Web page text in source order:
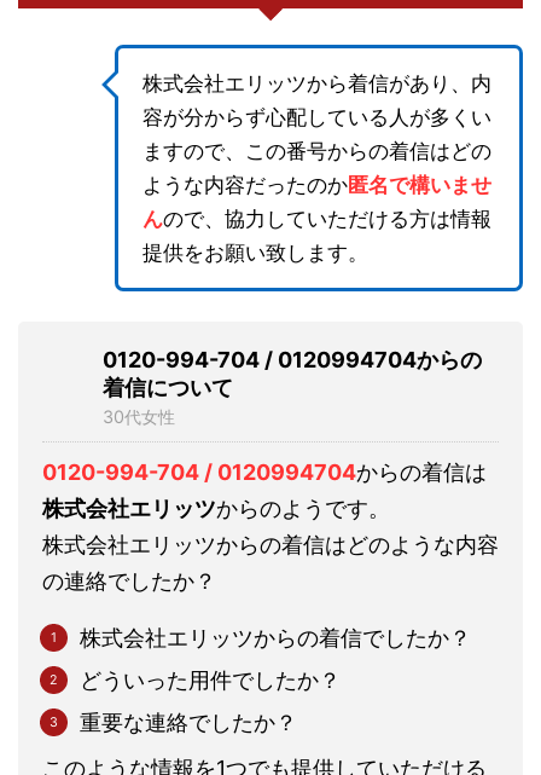
株式会社エリッツから着信があり、内
容が分からず心配している人が多くい
ますので、この番号からの着信はどの
ような内容だったのか匿名で構いませ
んので、協力していただける方は情報
提供をお願い致します。
0120-994-704 / 0120994704からの
着信について
30代女性
0120-994-704 / 0120994704からの着信は
株式会社エリッツからのようです。
株式会社エリッツからの着信はどのような内容
の連絡でしたか？
株式会社エリッツからの着信でしたか？
どういった用件でしたか？
重要な連絡でしたか？
このような情報を1つでも提供していただける